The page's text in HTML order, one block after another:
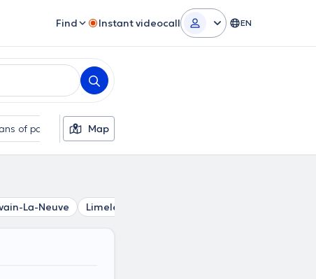
Find Instant videocall EN
of payment Additional filters
Map
La-Neuve Limelette